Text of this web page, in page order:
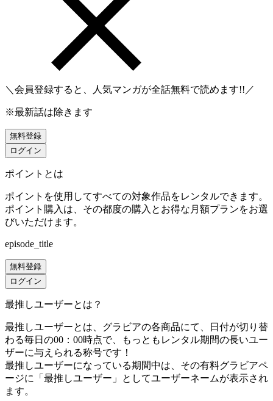
＼会員登録すると、人気マンガが全話無料で読めます!!／
※最新話は除きます
無料登録
ログイン
ポイントとは
ポイントを使用してすべての対象作品をレンタルできます。
ポイント購入は、その都度の購入とお得な月額プランをお選
びいただけます。
episode_title
無料登録
ログイン
最推しユーザーとは？
最推しユーザーとは、グラビアの各商品にて、日付が切り替
わる毎日の00：00時点で、
もっともレンタル期間の長いユー
ザーに与えられる称号です！
最推しユーザーになっている期間中は、 その有料グラビアペ
ージに「最推しユーザー」としてユーザーネームが表示され
ます。